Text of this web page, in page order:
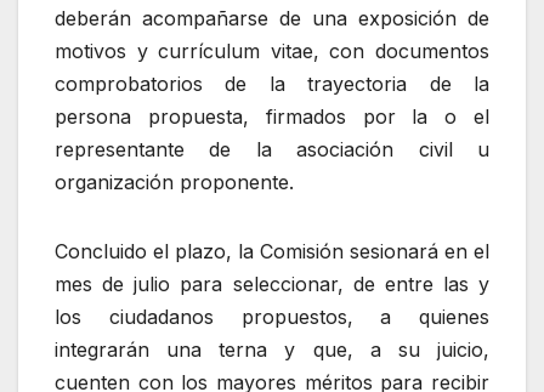
deberán acompañarse de una exposición de
motivos y currículum vitae, con documentos
comprobatorios de la trayectoria de la
persona propuesta, firmados por la o el
representante de la asociación civil u
organización proponente.
Concluido el plazo, la Comisión sesionará en el
mes de julio para seleccionar, de entre las y
los ciudadanos propuestos, a quienes
integrarán una terna y que, a su juicio,
cuenten con los mayores méritos para recibir